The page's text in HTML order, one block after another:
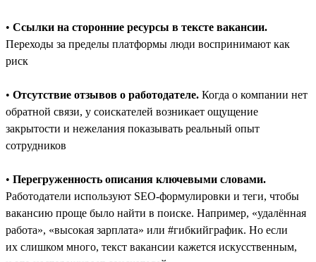
• Ссылки на сторонние ресурсы в тексте вакансии.
Переходы за пределы платформы люди воспринимают как
риск
• Отсутствие отзывов о работодателе. Когда о компании нет
обратной связи, у соискателей возникает ощущение
закрытости и нежелания показывать реальный опыт
сотрудников
• Перегруженность описания ключевыми словами.
Работодатели используют SEO-формулировки и теги, чтобы
вакансию проще было найти в поиске. Например, «удалённая
работа», «высокая зарплата» или #гибкийграфик. Но если
их слишком много, текст вакансии кажется искусственным,